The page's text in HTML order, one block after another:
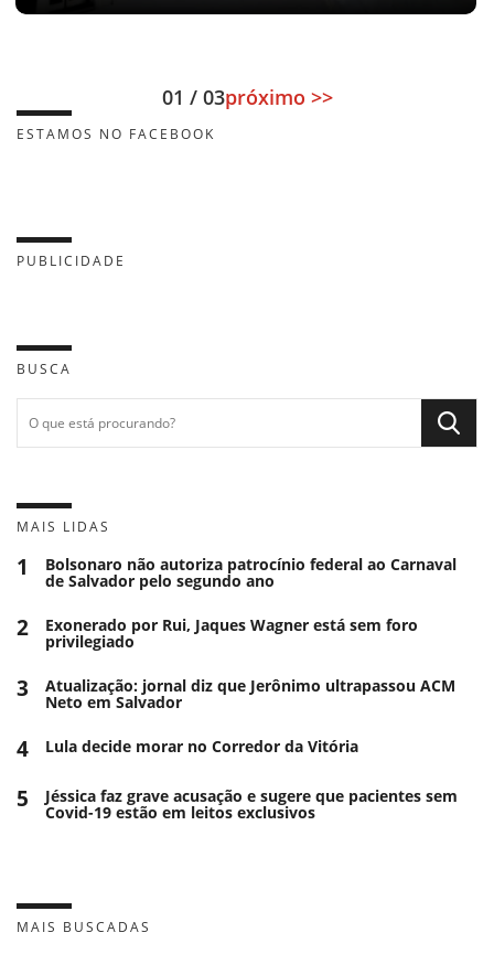
01 / 03próximo >>
ESTAMOS NO FACEBOOK
PUBLICIDADE
BUSCA
MAIS LIDAS
1 Bolsonaro não autoriza patrocínio federal ao Carnaval
de Salvador pelo segundo ano
2 Exonerado por Rui, Jaques Wagner está sem foro
privilegiado
3 Atualização: jornal diz que Jerônimo ultrapassou ACM
Neto em Salvador
4 Lula decide morar no Corredor da Vitória
5 Jéssica faz grave acusação e sugere que pacientes sem
Covid-19 estão em leitos exclusivos
MAIS BUSCADAS